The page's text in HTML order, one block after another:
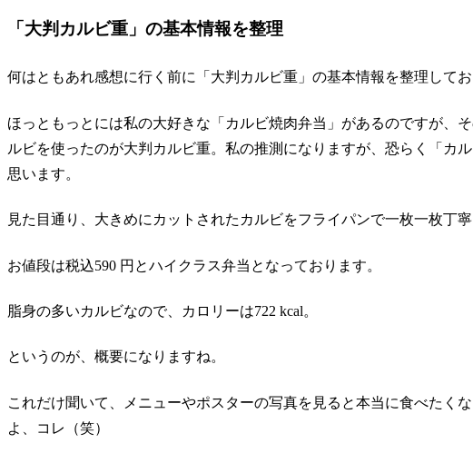
「大判カルビ重」の基本情報を整理
何はともあれ感想に行く前に「大判カルビ重」の基本情報を整理してお
ほっともっとには私の大好きな「カルビ焼肉弁当」があるのですが、
ルビを使ったのが大判カルビ重。私の推測になりますが、恐らく「カ
思います。
見た目通り、大きめにカットされたカルビをフライパンで一枚一枚丁
お値段は税込590 円とハイクラス弁当となっております。
脂身の多いカルビなので、カロリーは722 kcal。
というのが、概要になりますね。
これだけ聞いて、メニューやポスターの写真を見ると本当に食べたく
よ、コレ（笑）